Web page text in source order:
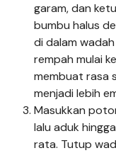
garam, dan
bumbu halus
di dalam
rempah mulai
membuat rasa
menjadi lebih
Masukkan
lalu aduk
rata. Tutup